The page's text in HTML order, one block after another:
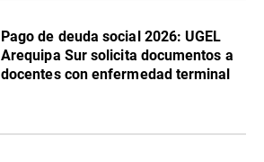
Pago de deuda social 2026: UGEL
Arequipa Sur solicita documentos a
docentes con enfermedad terminal